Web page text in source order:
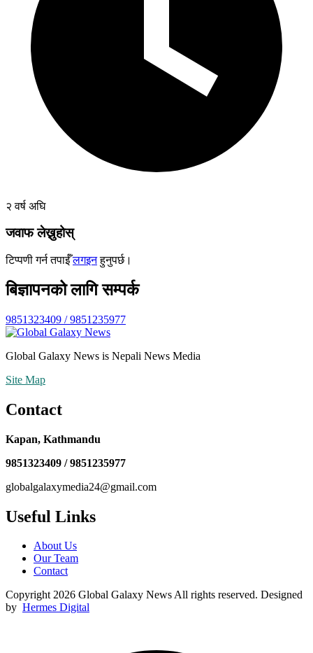
२ वर्ष अघि
जवाफ लेख्नुहोस्
टिप्पणी गर्न तपाईँलगइनहुनुपर्छ।
बिज्ञापनको लागि सम्पर्क
9851323409 / 9851235977
Global Galaxy News is Nepali News Media
Site Map
Contact
Kapan, Kathmandu
9851323409 / 9851235977
globalgalaxymedia24@gmail.com
Useful Links
About Us
Our Team
Contact
Copyright 2026 Global Galaxy News All rights reserved. Designed
by Hermes Digital